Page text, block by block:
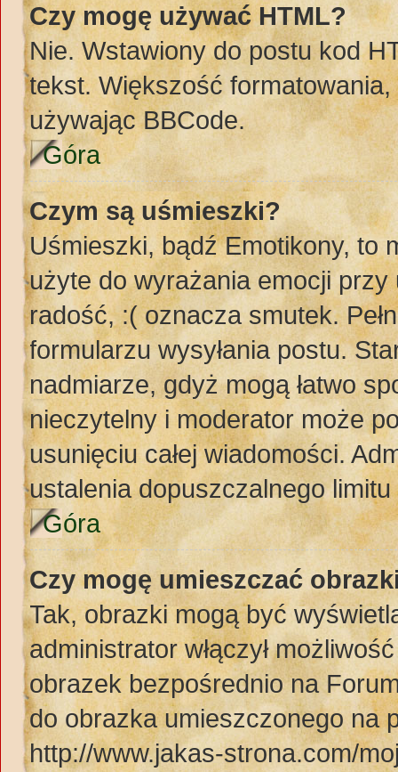
Czy mogę używać HTML?
Nie. Wstawiony do postu kod
tekst. Większość
używając BBCode.
Góra
Czym są uśmieszki?
Uśmieszki, bądź Emotikony, to
użyte do wyrażania emocji
radość, :( oznacza smutek.
formularzu wysyłania postu.
nadmiarze, gdyż mogą łatwo
nieczytelny i moderator może
usunięciu całej wiadomości.
ustalenia dopuszczalnego
Góra
Czy mogę umieszczać
Tak, obrazki mogą być
administrator włączył
obrazek bezpośrednio na
do obrazka umieszczonego na
http://www.jakas-strona.com/